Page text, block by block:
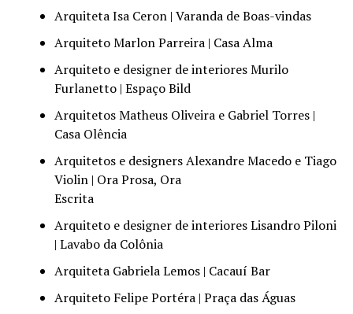
Arquiteta Isa Ceron | Varanda de Boas-vindas
Arquiteto Marlon Parreira | Casa Alma
Arquiteto e designer de interiores Murilo
Furlanetto | Espaço Bild
Arquitetos Matheus Oliveira e Gabriel Torres |
Casa Olência
Arquitetos e designers Alexandre Macedo e Tiago
Violin | Ora Prosa, Ora
Escrita
Arquiteto e designer de interiores Lisandro Piloni
| Lavabo da Colônia
Arquiteta Gabriela Lemos | Cacauí Bar
Arquiteto Felipe Portéra | Praça das Águas